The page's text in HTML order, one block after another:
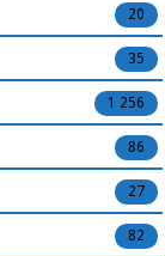
20
35
1 256
86
27
82